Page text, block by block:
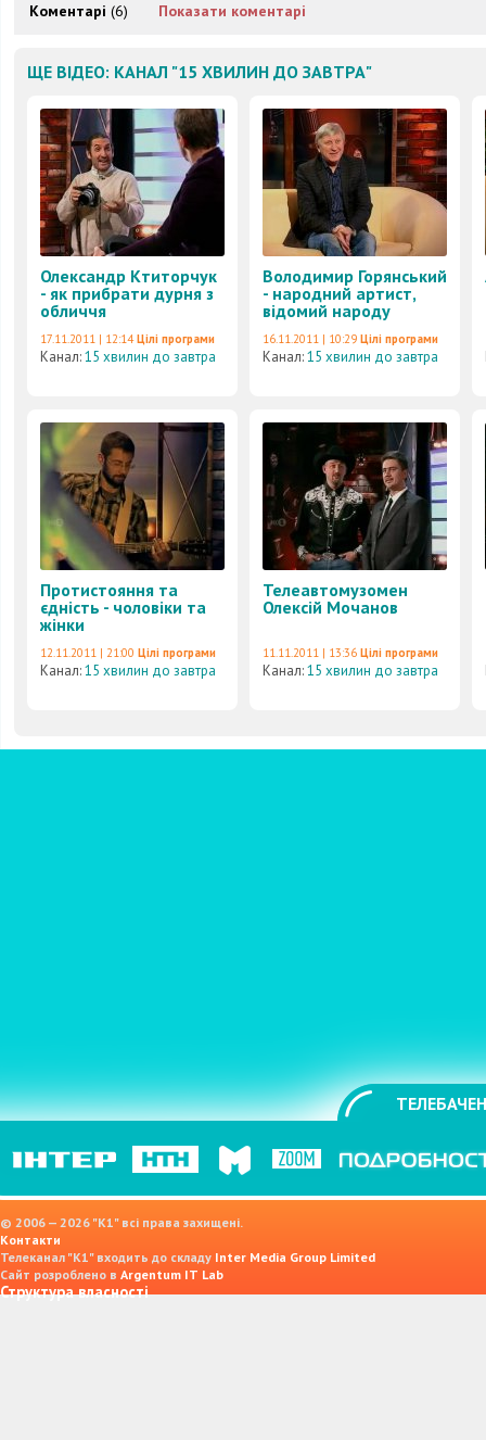
Коментарі (6) Показати коментарі
ЩЕ ВІДЕО: КАНАЛ "15 ХВИЛИН ДО ЗАВТРА"
Олександр Ктиторчук
- як прибрати дурня з
обличчя
17.11.2011 | 12:14 Цілі програми
Канал:15 хвилин до завтра
Володимир Горянський
- народний артист,
відомий народу
16.11.2011 | 10:29 Цілі програми
Канал:15 хвилин до завтра
Протистояння та
єдність - чоловіки та
жінки
12.11.2011 | 21:00 Цілі програми
Канал:15 хвилин до завтра
Телеавтомузомен
Олексій Мочанов
11.11.2011 | 13:36 Цілі програми
Канал:15 хвилин до завтра
© 2006 — 2026 "K1" всі права захищені.
Контакти
Телеканал "К1" входить до складу Inter Media Group Limited
Сайт розроблено в Argentum IT Lab
Структура власності